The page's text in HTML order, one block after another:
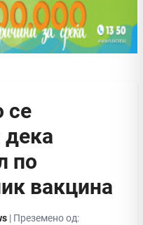
се
по
вакцина
| Преземено од: